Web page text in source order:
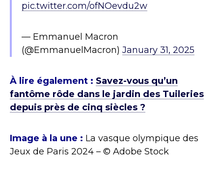
pic.twitter.com/ofNOevdu2w
— Emmanuel Macron
(@EmmanuelMacron) January 31, 2025
À lire également : Savez-vous qu’un
fantôme rôde dans le jardin des Tuileries
depuis près de cinq siècles ?
Image à la une : La vasque olympique des
Jeux de Paris 2024 – © Adobe Stock